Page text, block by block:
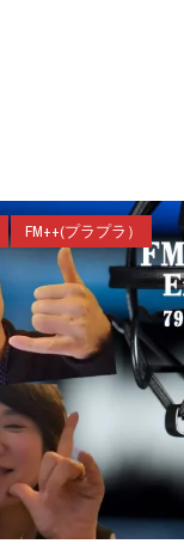
FM++(プラプラ）